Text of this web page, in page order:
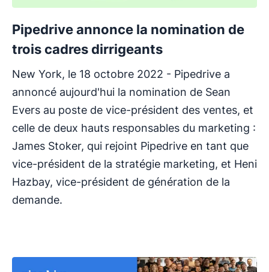
Pipedrive annonce la nomination de
trois cadres dirrigeants
New York, le 18 octobre 2022 - Pipedrive a
annoncé aujourd'hui la nomination de Sean
Evers au poste de vice-président des ventes, et
celle de deux hauts responsables du marketing :
James Stoker, qui rejoint Pipedrive en tant que
vice-président de la stratégie marketing, et Heni
Hazbay, vice-président de génération de la
demande.